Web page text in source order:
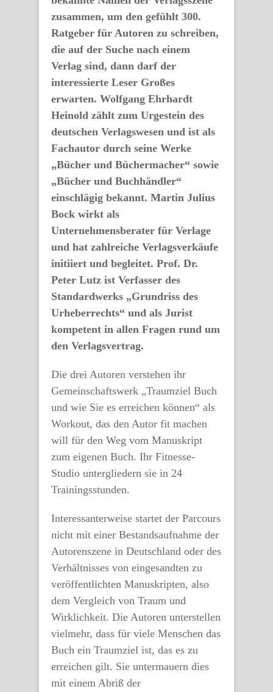
zusammen, um den gefühlt 300.
Ratgeber für Autoren zu schreiben,
die auf der Suche nach einem
Verlag sind, dann darf der
interessierte Leser Großes
erwarten. Wolfgang Ehrhardt
Heinold zählt zum Urgestein des
deutschen Verlagswesen und ist als
Fachautor durch seine Werke
„Bücher und Büchermacher“ sowie
„Bücher und Buchhändler“
einschlägig bekannt. Martin Julius
Bock wirkt als
Unternehmensberater für Verlage
und hat zahlreiche Verlagsverkäufe
initiiert und begleitet. Prof. Dr.
Peter Lutz ist Verfasser des
Standardwerks „Grundriss des
Urheberrechts“ und als Jurist
kompetent in allen Fragen rund um
den Verlagsvertrag.
Die drei Autoren verstehen ihr
Gemeinschaftswerk „Traumziel Buch
und wie Sie es erreichen können“ als
Workout, das den Autor fit machen
will für den Weg vom Manuskript
zum eigenen Buch. Ihr Fitnesse-
Studio untergliedern sie in 24
Trainingsstunden.
Interessanterweise startet der Parcours
nicht mit einer Bestandsaufnahme der
Autorenszene in Deutschland oder des
Verhältnisses von eingesandten zu
veröffentlichten Manuskripten, also
dem Vergleich von Traum und
Wirklichkeit. Die Autoren unterstellen
vielmehr, dass für viele Menschen das
Buch ein Traumziel ist, das es zu
erreichen gilt. Sie untermauern dies
mit einem Abriß der